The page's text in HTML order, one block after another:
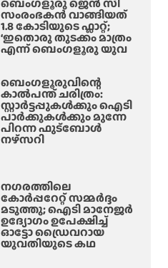
പു
ഷ്പ
മേ
ഓ
ഗ
സ്റ്റ്
6
യം
,
വീ
ൽ
താ
മ
സം
-
കാ
രി
യെ
പീ
ബെംഗളൂരു ജെൻ സി
സംരംഭകൻ വാങ്ങിയത്
1.8 കോടിയുടെ ഫ്ലാറ്റ്;
‘ഇതൊരു തുടക്കം മാത്രം
എന്ന് ബെംഗളൂരു യുവ
ബെംഗളൂരുവിന്റെ
കാൽപന്ത് ചരിത്രം:
സ്റ്റാർട്ടപ്പുകൾക്കും ഐടി
പാർക്കുകൾക്കും മുന്നേ
പിറന്ന ഫുട്ബോൾ
നഴ്സറി
നഗരത്തിലെ
കോർപ്പറേറ്റ് സമ്മർദ്ദം
മടുത്തു; ഐടി മാനേജർ
ഉദ്യോഗം ഉപേക്ഷിച്ച്
ഓട്ടോ ഡ്രൈവറായ
യുവതിയുടെ കഥ